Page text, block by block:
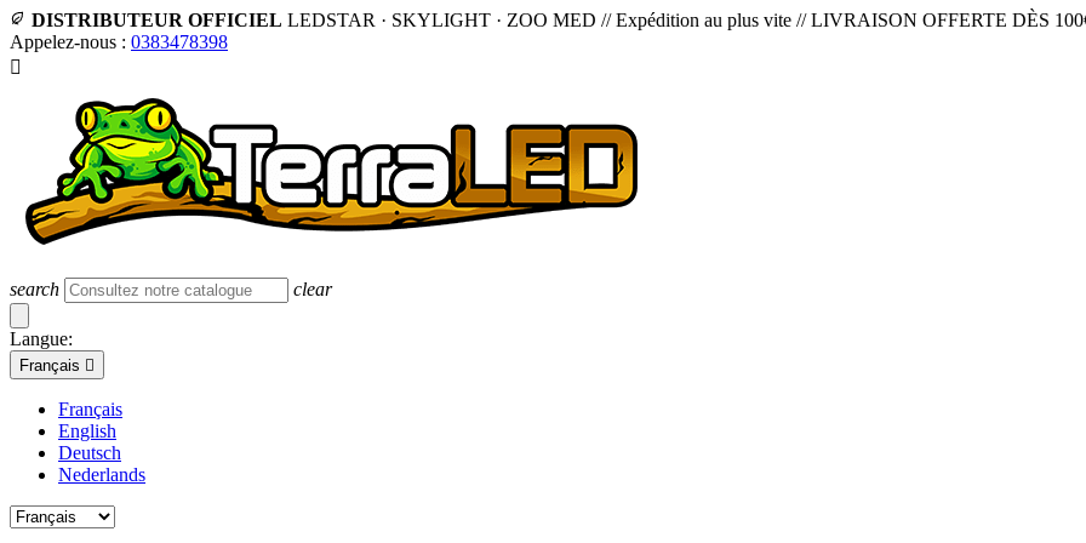
DISTRIBUTEUR OFFICIEL LEDSTAR · SKYLIGHT · ZOO MED // Expédition au plus vite // LIVRAISON OFFERTE DÈS
Appelez-nous : 0383478398

search clear
Langue:
Français 
Français
English
Deutsch
Nederlands